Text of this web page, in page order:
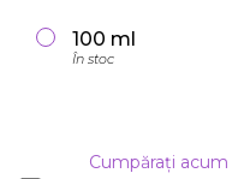
100 ml
În stoc
Cumpărați acum